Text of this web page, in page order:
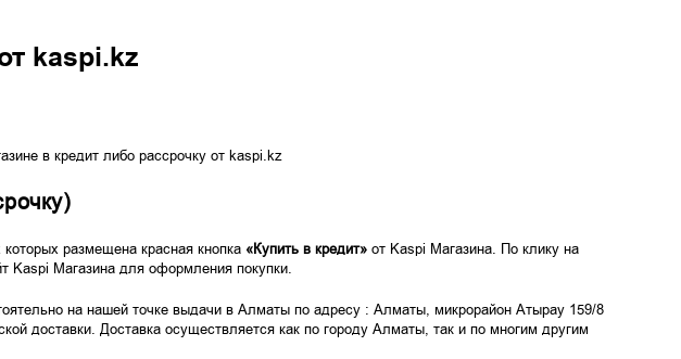
kaspi.kz
в кредит либо рассрочку от kaspi.kz
размещена красная кнопка «Купить в кредит»от Kaspi Магазина. По клику на
Kaspi Магазина для оформления покупки.
на нашей точке выдачи в Алматы по адресу : Алматы, микрорайон Атырау 159/8
доставки. Доставка осуществляется как по городу Алматы, так и по многим другим